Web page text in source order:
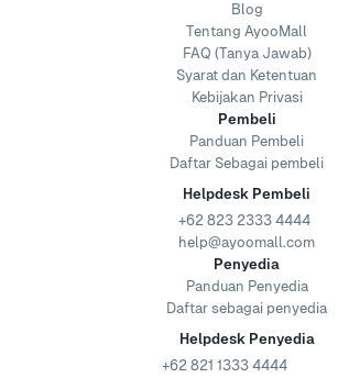
Blog
Tentang AyooMall
FAQ (Tanya Jawab)
Syarat dan Ketentuan
Kebijakan Privasi
Pembeli
Panduan Pembeli
Daftar Sebagai pembeli
Helpdesk Pembeli
+62 823 2333 4444
help@ayoomall.com
Penyedia
Panduan Penyedia
Daftar sebagai penyedia
Helpdesk Penyedia
+62 821 1333 4444